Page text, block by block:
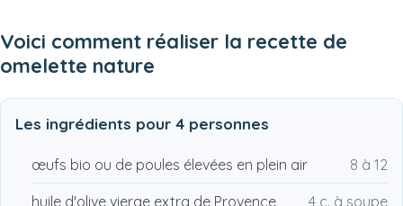
Voici comment réaliser la recette de
omelette nature
Les ingrédients pour 4 personnes
œufs bio ou de poules élevées en plein air 8 à 12
huile d'olive vierge extra de Provence 4 c. à soupe